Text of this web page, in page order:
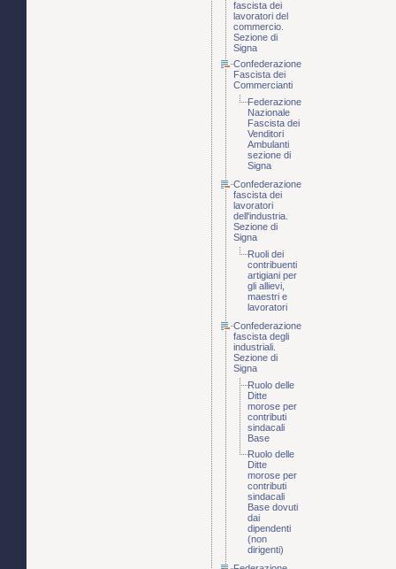
fascista dei
lavoratori del
commercio.
Sezione di
Signa
Confederazione
Fascista dei
Commercianti
Federazione
Nazionale
Fascista dei
Venditori
Ambulanti
sezione di
Signa
Confederazione
fascista dei
lavoratori
dell'industria.
Sezione di
Signa
Ruoli dei
contribuenti
artigiani per
gli allievi,
maestri e
lavoratori
Confederazione
fascista degli
industriali.
Sezione di
Signa
Ruolo delle
Ditte
morose per
contributi
sindacali
Base
Ruolo delle
Ditte
morose per
contributi
sindacali
Base dovuti
dai
dipendenti
(non
dirigenti)